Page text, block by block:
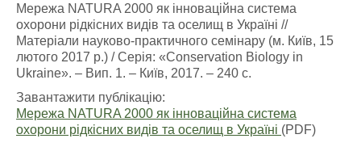
Мережа NATURA 2000 як інноваційна система
охорони рідкісних видів та оселищ в Україні //
Матеріали науково-практичного семінару (м. Київ, 15
лютого 2017 р.) / Серія: «Conservation Biology in
Ukraine». – Вип. 1. – Київ, 2017. – 240 с.
Завантажити публікацію:
Мережа NATURA 2000 як інноваційна система
охорони рідкісних видів та оселищ в Україні (PDF)